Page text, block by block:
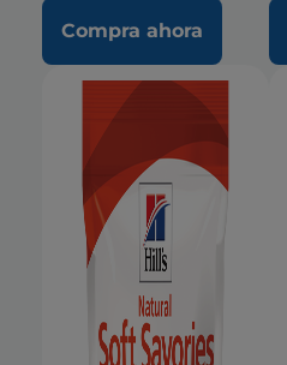
Compra ahora